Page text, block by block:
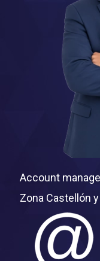
Account
Zona Castellón